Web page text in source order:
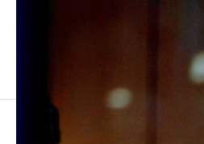
lamps-2178743_1920